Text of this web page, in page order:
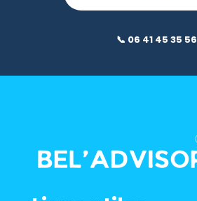
📞 06 41 45 35 56